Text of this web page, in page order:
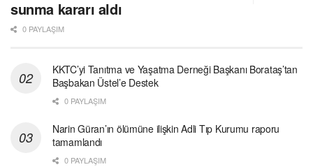
sunma kararı aldı
0 PAYLAŞIM
KKTC’yi Tanıtma ve Yaşatma Derneği Başkanı Borataş’tan
Başbakan Üstel’e Destek
0 PAYLAŞIM
Narin Güran’ın ölümüne ilişkin Adli Tıp Kurumu raporu
tamamlandı
0 PAYLAŞIM